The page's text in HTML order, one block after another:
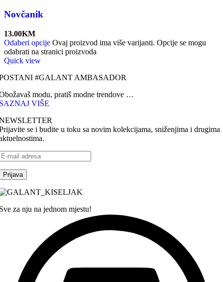
Novčanik
13.00KM
Odaberi opcije Ovaj proizvod ima više varijanti. Opcije se mogu
odabrati na stranici proizvoda
Quick view
#GALANT AMBASADOR
modu, pratiš modne trendove …
VIŠE
se i budite u toku sa novim kolekcijama, sniženjima i drugima
za nju na jednom mjestu!